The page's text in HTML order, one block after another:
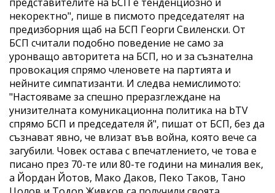
некоректно", пише в писмото председателят на
предизборния щаб на БСП Георги Свиленски. От
БСП считали подобно поведение не само за
уронващо авторитета на БСП, но и за съзнателна
провокация спрямо членовете на партията и
нейните симпатизанти. И следва немислимото:
"Настояваме за спешно преразглеждане на
унизителната комуникационна политика на bTV
спрямо БСП и председателя й", пишат от БСП, без да
съзнават явно, че влизат във война, която вече са
загубили. Човек остава с впечатлението, че това е
писано през 70-те или 80-те години на миналия век,
а Йордан Йотов, Мако Даков, Пеко Таков, Тано